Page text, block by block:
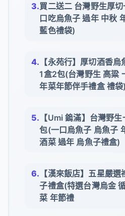
買二送二 台灣野生厚
口吃烏魚子 過年 中秋
藍色禮袋)
【永苑行】厚切酒香
1盒2包(台灣野生 高粱
年菜年節伴手禮盒 禮袋)
【Umi 鎢滿】台灣野
包(一口烏魚子 烏魚子
酒菜 過年 烏魚子禮盒)
【漢來飯店】五星嚴
子禮盒(特選台灣烏金
菜 年節禮